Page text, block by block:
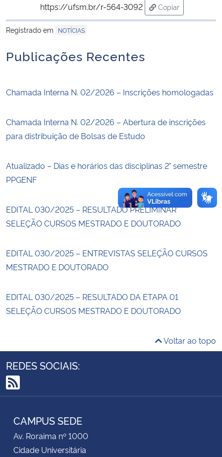
Controladoria-Geral da União
Secretaria de Governo
Gabinete de Segurança Institucional
Advocacia-Geral da União
Banco Central do Brasil
https://ufsm.br/r-564-3092
Copiar
para área de
Registrado em
NOTÍCIAS
Publicações Recentes
Chamada Interna N. 02/2026 – Inscrições homologadas
Chamada Interna N. 02/2026 – Abertura de inscrições
para distribuição de Bolsas de Estudo
Atualizado – Dias e horários das disciplinas 2° semestre
PPGENF
EDITAL 030/2025 – RESULTADO PRELIMINAR
SELEÇÃO CURSOS MESTRADO E DOUTORADO
EDITAL 030/2025 – ENTREVISTAS SELEÇÃO CURSOS
MESTRADO E DOUTORADO
EDITAL 030/2025 – RESULTADO DA ETAPA 01
SELEÇÃO CURSOS MESTRADO E DOUTORADO
Voltar ao topo
REDES SOCIAIS:
RSS
CAMPUS SEDE
Av. Roraima nº 1000
Cidade Universitária